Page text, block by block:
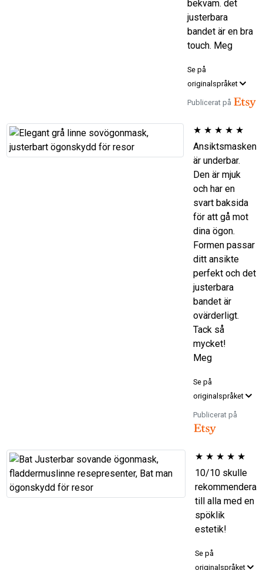
bekväm. det
justerbara
bandet är en bra
touch. Meg
Se på
originalspråket
Publicerat på
★ ★ ★ ★ ★
Ansiktsmasken
är underbar.
Den är mjuk
och har en
svart baksida
för att gå mot
dina ögon.
Formen passar
ditt ansikte
perfekt och det
justerbara
bandet är
ovärderligt.
Tack så
mycket!
Meg
Se på
originalspråket
Publicerat på
★ ★ ★ ★ ★
10/10 skulle
rekommendera
till alla med en
spöklik
estetik!
Se på
originalspråket